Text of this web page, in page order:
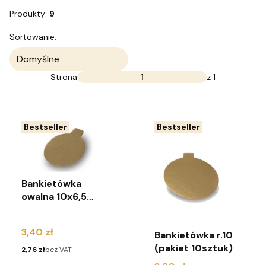
Produkty: 9
Lista produktów
Sortowanie:
Domyślne
Strona z 1
Bestseller
Bankietówka
owalna 10x6,5
Cena
3,40 zł
Cena
2,76 złbez VAT
Bestseller
Bankietówka r.10
(pakiet 10sztuk)